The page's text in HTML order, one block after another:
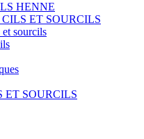
HENNE
ET SOURCILS
sourcils
SOURCILS